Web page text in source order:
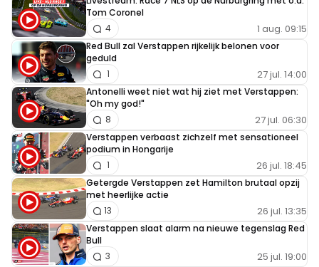
Formula1fan
8 mei 06:46
Fantastisch om te zien hoe blij hij kijkt en hoe veel
plezier hij heeft. Wat een baas, met 2 rondjes zo
scoren
F1Bandit
7 mei 18:54
Hij heeft zo godgierend veel talent en gevoel, tel daarbij
op dat hij met drie rondes op wel circuit dan ook snel kan
zijn. Dit is naar mijn mening de beste coureur ooit.
Ongeacht hoeveel wereldtitels anderen behaald hebben
in de F1. Ze hebben nooit laten zien wat Max met 3
Tom Coronel
1 aug. 09:15
4
Red Bull zal Verstappen rijkelijk belonen voor
geduld
27 jul. 14:00
1
Antonelli weet niet wat hij ziet met Verstappen:
"Oh my god!"
27 jul. 06:30
8
Verstappen verbaast zichzelf met sensationeel
podium in Hongarije
26 jul. 18:45
1
Getergde Verstappen zet Hamilton brutaal opzij
met heerlijke actie
26 jul. 13:35
13
Verstappen slaat alarm na nieuwe tegenslag Red
Bull
25 jul. 19:00
3